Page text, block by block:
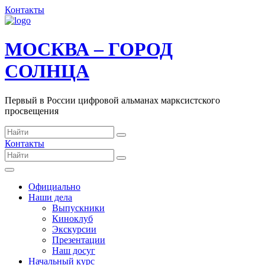
Контакты
МОСКВА – ГОРОД
СОЛНЦА
Первый в России цифровой альманах марксистского
просвещения
Контакты
Официально
Наши дела
Выпускники
Киноклуб
Экскурсии
Презентации
Наш досуг
Начальный курс